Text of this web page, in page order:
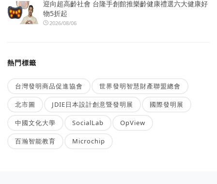
迎向超高齡社會 台隆手創館推樂齡健康禮選六大健康好
物5折起
2026/08/06
熱門標籤
台灣發明商品促進協會 世界發明智慧財產聯盟總會
北市圖 JDIE日本設計創意暨發明展 國際發明展
中國文化大學 SocialLab OpView
百瀚智能教育 Microchip